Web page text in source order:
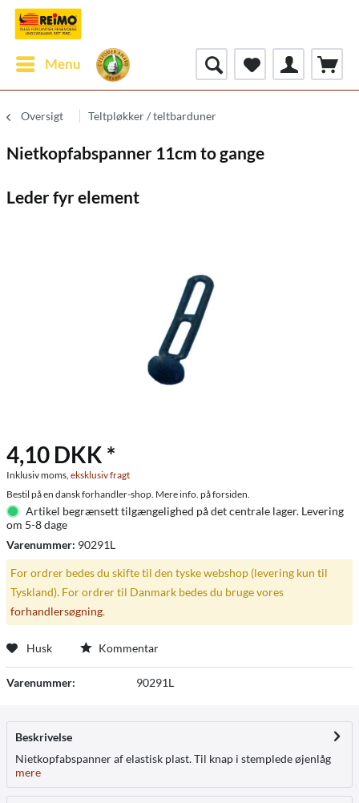
Menu
Oversigt Teltpløkker / teltbarduner
Nietkopfabspanner 11cm to gange
Leder fyr element
4,10 DKK *
Inklusiv moms, eksklusiv fragt
Bestil på en dansk forhandler-shop. Mere info. på forsiden.
Artikel begrænsett tilgængelighed på det centrale lager. Levering
om 5-8 dage
Varenummer: 90291L
For ordrer bedes du skifte til den tyske webshop (levering kun til
Tyskland). For ordrer til Danmark bedes du bruge vores
forhandlersøgning.
Husk Kommentar
Varenummer: 90291L
Beskrivelse
Nietkopfabspanner af elastisk plast. Til knap i stemplede øjenlåg
mere